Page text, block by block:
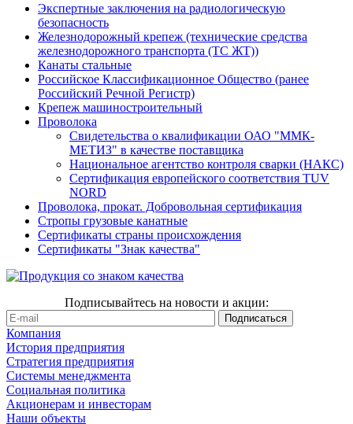
Экспертные заключения на радиологическую
безопасность
Железнодорожный крепеж (технические средства
железнодорожного транспорта (ТС ЖТ))
Канаты стальные
Российское Классификационное Общество (ранее
Российский Речной Регистр)
Крепеж машиностроительный
Проволока
Свидетельства о квалификации ОАО "ММК-
МЕТИЗ" в качестве поставщика
Национальное агентство контроля сварки (НАКС)
Сертификация европейского соответствия TUV
NORD
Проволока, прокат. Добровольная сертификация
Стропы грузовые канатные
Сертификаты страны происхождения
Сертификаты "Знак качества"
Подписывайтесь на новости и акции:
Компания
История предприятия
Стратегия предприятия
Системы менеджмента
Социальная политика
Акционерам и инвесторам
Наши объекты